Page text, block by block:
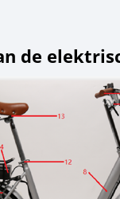
de